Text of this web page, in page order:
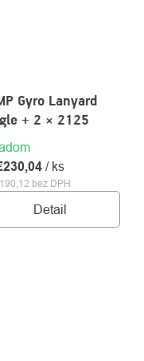
Gyro Lanyard
+ 2 × 2125
bez DPH
/ ks
Detail